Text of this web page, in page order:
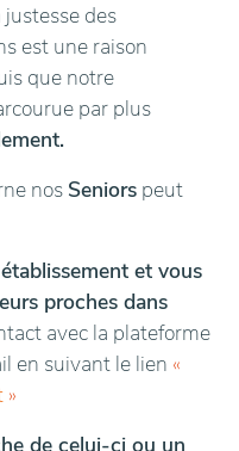
justesse des
est une raison
que notre
par plus
nos Seniors peut
et vous
proches dans
avec la plateforme
en suivant le lien «
»
de celui-ci ou un